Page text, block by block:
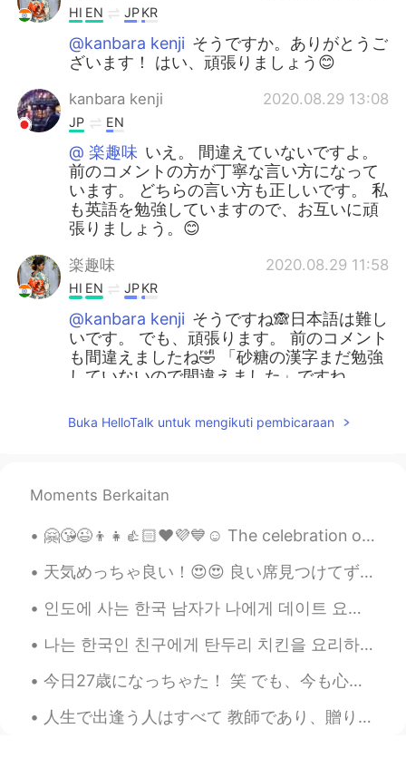
HI EN JPKR
@kanbara kenji そうですか。ありがとうご
ざいます！ はい、頑張りましょう😊
kanbara kenji 2020.08.29 13:08
JP EN
@ 楽趣味 いえ。 間違えていないですよ。
前のコメントの方が丁寧な言い方になって
います。 どちらの言い方も正しいです。 私
も英語を勉強していますので、お互いに頑
張りましょう。😊
楽趣味 2020.08.29 11:58
HI EN JPKR
@kanbara kenji そうですね🙈日本語は難し
いです。 でも、頑張ります。 前のコメント
も間違えましたね🤣 「砂糖の漢字まだ勉強
していないので間違えました」ですね。
kanbara kenji 2020.08.29 11:38
ね。 日本で一番多いと言われる苗字は「鈴
木」「佐藤」なので、たくさんの「佐藤」
があります。🤣
2020.08.29 11:31
HI EN JP KR
@mai美味しいよ! 作ってみてね🙆‍♀️
楽趣味 2020.08.29 11:31
HI EN JP
がとうございます😊
Buka HelloTalk untuk mengikuti pembicaraan
Moments Berkaitan
🤗😘😉👦👧👍🏻❤️💜💙☺️ The celebration of Children's Day in India dates back to 1956. Prior to the death ...
天気めっちゃ良い！😍😍 良い席見つけてずっと座ってる😝(もう30分かな)(めっちゃ暇人 www) でも、なんか平和で良い感じなので、めっちゃ眠くなってる😌(早く帰らないとここで寝てしまう😂😂) ...
인도에 사는 한국 남자가 나에게 데이트 요청 그는 나의 한국 친구 친구입니다. 내가 뭘? 두 친구는 모두 한국인입니다. 😭😱🙈😂😁😈🤨🤭🤫🤔🥺😑😐🤦‍♀️🤷‍♀️
나는 한국인 친구에게 탄두리 치킨을 요리하라고 가르쳤다. 😁😉🤗🤤🍗 I teached my friend to cook tandoori chicken. Wow you d...
今日27歳になっちゃた！ 笑 でも、今も心が16歳だから大丈夫😍 今日考えたよりめっちゃ良い誕生日だった 😍 天気もめっちゃ良い！❤ 毎日gパンとtシャツ着てるけど、今日ワンピース着てたから...
人生で出逢う人はすべて 教師であり、贈り物。 優しい人は心を癒してくれる。 厳しい人は自分を磨いてくれる。 嫌な人は忍耐と寛容さの教師。 すべてのことは理由があって あなたに起こ...